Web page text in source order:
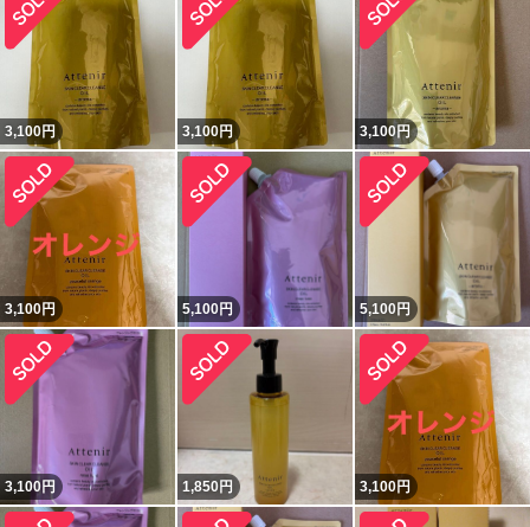
3,100円 3,100円 3,100円
3,100円 5,100円 5,100円
3,100円 1,850円 3,100円